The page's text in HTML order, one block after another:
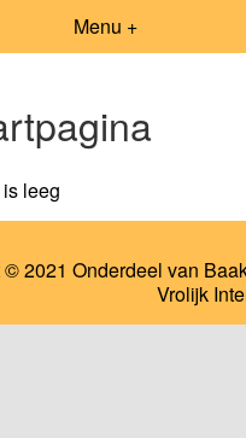
Menu +
leeg
2021 Onderdeel van
Vrolijk